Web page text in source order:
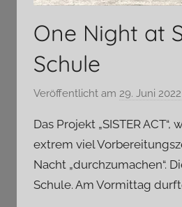
One Night at
Schule
Veröffentlicht am 29. Juni 2022
Das Projekt „SISTER
extrem viel
Nacht „durchzumachen“.
Schule. Am Vormittag